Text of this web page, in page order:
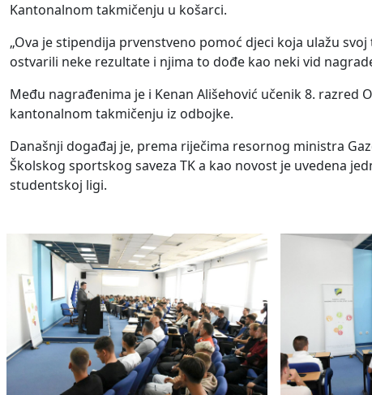
Kantonalnom takmičenju u košarci.
„Ova je stipendija prvenstveno pomoć djeci koja ulažu
ostvarili neke rezultate i njima to dođe kao neki vid
Među nagrađenima je i Kenan Ališehović učenik 8. razred
kantonalnom takmičenju iz odbojke.
Današnji događaj je, prema riječima resornog ministra
Školskog sportskog saveza TK a kao novost je uvedena
studentskoj ligi.